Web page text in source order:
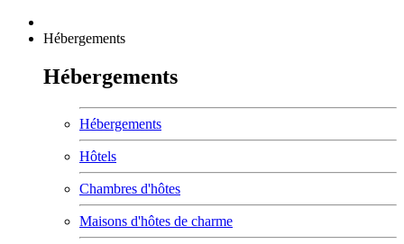
Hébergements
Hébergements
Hébergements
Hôtels
Chambres d'hôtes
Maisons d'hôtes de charme